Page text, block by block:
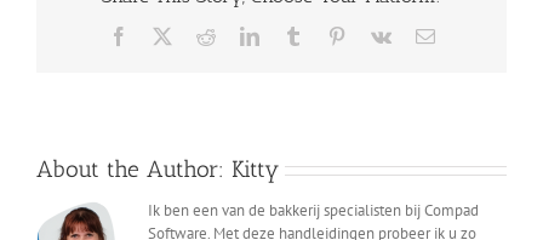
Facebook RedditLinkedInTumblr Pinterest
Vk Email
About the Author: Kitty
Ik ben een van de bakkerij specialisten bij Compad
Software. Met deze handleidingen probeer ik u zo